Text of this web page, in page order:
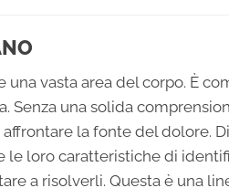
una vasta area del corpo. È
Senza una solida
la fonte del dolore.
loro caratteristiche di
a risolverli. Questa è una